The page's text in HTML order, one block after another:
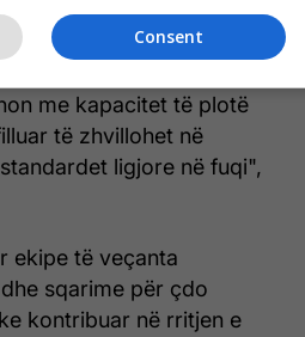
MPB-së për zbatimin
me kapacitet të plotë
të zhvillohet në
ligjore në fuqi",
ekipe të veçanta
sqarime për çdo
kontribuar në rritjen e
Consent